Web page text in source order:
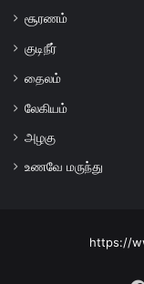
சூரணம்
குடிநீர்
தைலம்
லேகியம்
அழகு
உணவே மருந்து
https://